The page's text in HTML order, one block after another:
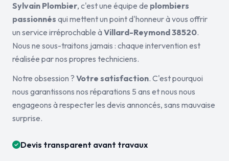
Sylvain Plombier, c'est une équipe de plombiers
passionnés qui mettent un point d'honneur à vous offrir
un service irréprochable àVillard-Reymond 38520.
Nous ne sous-traitons jamais : chaque intervention est
réalisée par nos propres techniciens.
Notre obsession ? Votre satisfaction. C'est pourquoi
nous garantissons nos réparations 5 ans et nous nous
engageons à respecter les devis annoncés, sans mauvaise
surprise.
Devis transparent avant travaux